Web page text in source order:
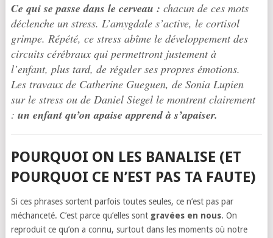
Ce qui se passe dans le cerveau : chacun de ces mots
déclenche un stress. L’amygdale s’active, le cortisol
grimpe. Répété, ce stress abîme le développement des
circuits cérébraux qui permettront justement à
l’enfant, plus tard, de réguler ses propres émotions.
Les travaux de Catherine Gueguen, de Sonia Lupien
sur le stress ou de Daniel Siegel le montrent clairement
: un enfant qu’on apaise apprend à s’apaiser.
POURQUOI ON LES BANALISE (ET
POURQUOI CE N’EST PAS TA FAUTE)
Si ces phrases sortent parfois toutes seules, ce n’est pas par
méchanceté. C’est parce qu’elles sont gravées en nous. On
reproduit ce qu’on a connu, surtout dans les moments où notre